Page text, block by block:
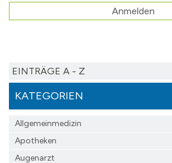
Anmelden
EINTRÄGE A - Z
KATEGORIEN
Allgemeinmedizin
Apotheken
Augenarzt